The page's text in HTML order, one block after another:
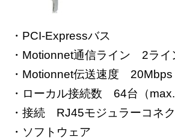
・PCI-Expressバス
・Motionnet通信ライン 2ライ
・Motionnet伝送速度 20Mbps
・ローカル接続数 64台（
・接続 RJ45モジュラーコネ
・ソフトウェア